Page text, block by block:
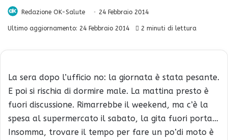
Redazione OK-Salute 24 Febbraio 2014
Ultimo aggiornamento: 24 Febbraio 2014 2 minuti di lettura
La sera dopo l’ufficio no: la giornata è stata pesante.
E poi si rischia di dormire male. La mattina presto è
fuori discussione. Rimarrebbe il weekend, ma c’è la
spesa al supermercato il sabato, la gita fuori porta…
Insomma, trovare il tempo per fare un po’di moto è